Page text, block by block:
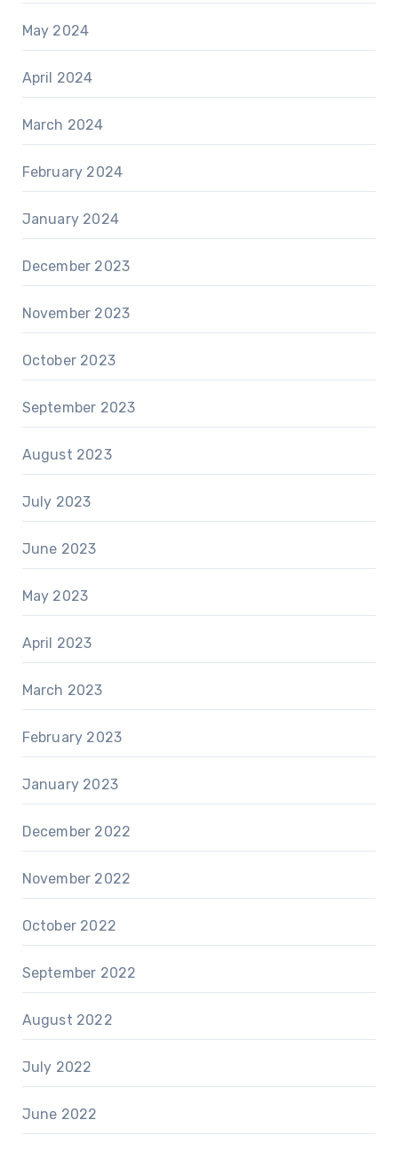
May 2024
April 2024
March 2024
February 2024
January 2024
December 2023
November 2023
October 2023
September 2023
August 2023
July 2023
June 2023
May 2023
April 2023
March 2023
February 2023
January 2023
December 2022
November 2022
October 2022
September 2022
August 2022
July 2022
June 2022